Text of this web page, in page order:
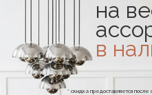
на
в
* скидка предоставляется